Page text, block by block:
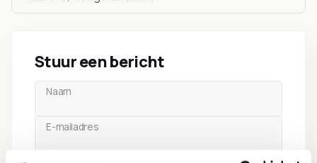
Stuur een bericht
Naam
E-mailadres